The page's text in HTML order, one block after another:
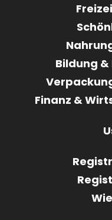
Bildung
Finanz &